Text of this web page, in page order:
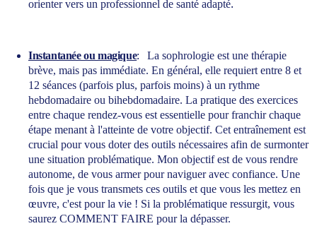
orienter vers un professionnel de santé adapté.
Instantanée ou magique: La sophrologie est une thérapie
brève, mais pas immédiate. En général, elle requiert entre 8 et
12 séances (parfois plus, parfois moins) à un rythme
hebdomadaire ou bihebdomadaire. La pratique des exercices
entre chaque rendez-vous est essentielle pour franchir chaque
étape menant à l'atteinte de votre objectif. Cet entraînement est
crucial pour vous doter des outils nécessaires afin de surmonter
une situation problématique. Mon objectif est de vous rendre
autonome, de vous armer pour naviguer avec confiance. Une
fois que je vous transmets ces outils et que vous les mettez en
œuvre, c'est pour la vie ! Si la problématique ressurgit, vous
saurez COMMENT FAIRE pour la dépasser.